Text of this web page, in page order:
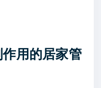
作用的居家管